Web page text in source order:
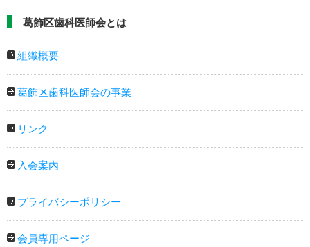
葛飾区歯科医師会とは
組織概要
葛飾区歯科医師会の事業
リンク
入会案内
プライバシーポリシー
会員専用ページ